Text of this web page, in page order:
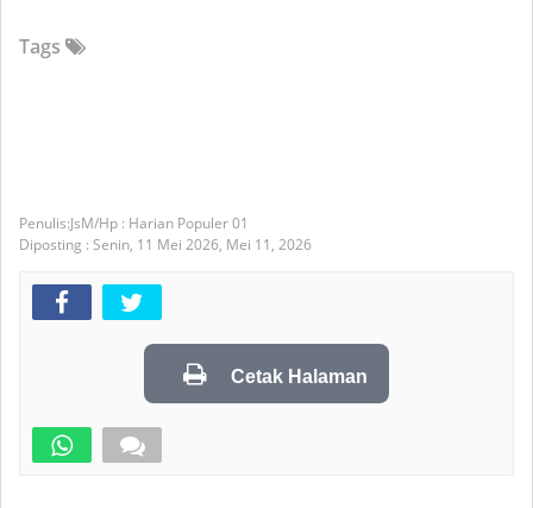
Tags
JsM/Hp : Harian Populer 01
Diposting : Senin, 11 Mei 2026, Mei 11, 2026
Cetak Halaman